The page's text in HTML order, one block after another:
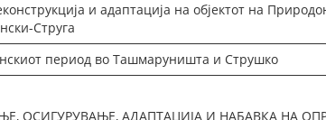
и адаптација на објектот на
Струга
период во Ташмаруништа и Струшко
ОСИГУРУВАЊЕ, АДАПТАЦИЈА И НАБАВКА НА